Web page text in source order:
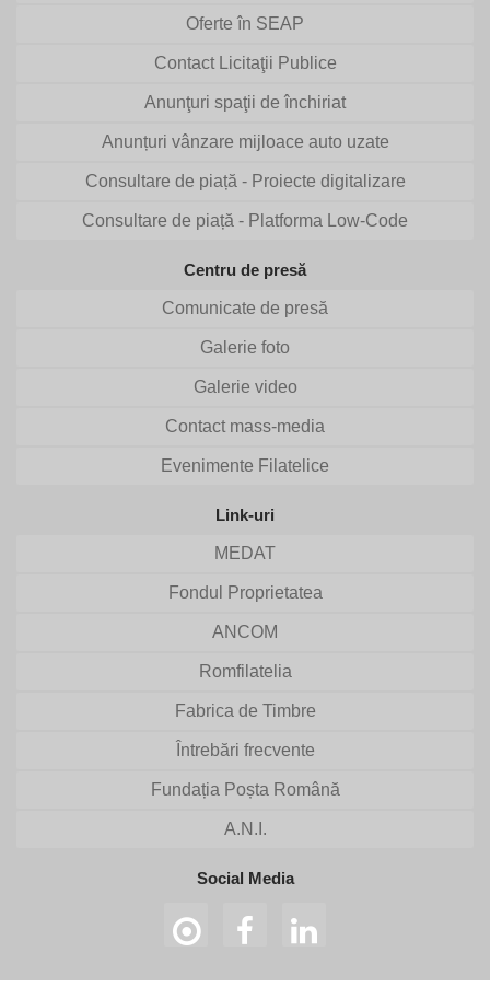
Oferte în SEAP
Contact Licitaţii Publice
Anunţuri spaţii de închiriat
Anunțuri vânzare mijloace auto uzate
Consultare de piață - Proiecte digitalizare
Consultare de piață - Platforma Low-Code
Centru de presă
Comunicate de presă
Galerie foto
Galerie video
Contact mass-media
Evenimente Filatelice
Link-uri
MEDAT
Fondul Proprietatea
ANCOM
Romfilatelia
Fabrica de Timbre
Întrebări frecvente
Fundația Poșta Română
A.N.I.
Social Media